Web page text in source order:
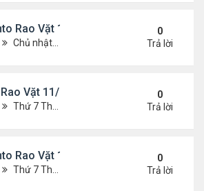
Rao Vặt 11/26/21- 12/3/21
Chủ nhật Tháng 11 28, 2021 8:22 pm
0
Trả lời
Vặt 11/19/21 - 11/26/21
Thứ 7 Tháng 11 20, 2021 10:30 am
0
Trả lời
Rao Vặt 11/19/21 - 11/26/21
Thứ 7 Tháng 11 20, 2021 10:22 am
0
Trả lời